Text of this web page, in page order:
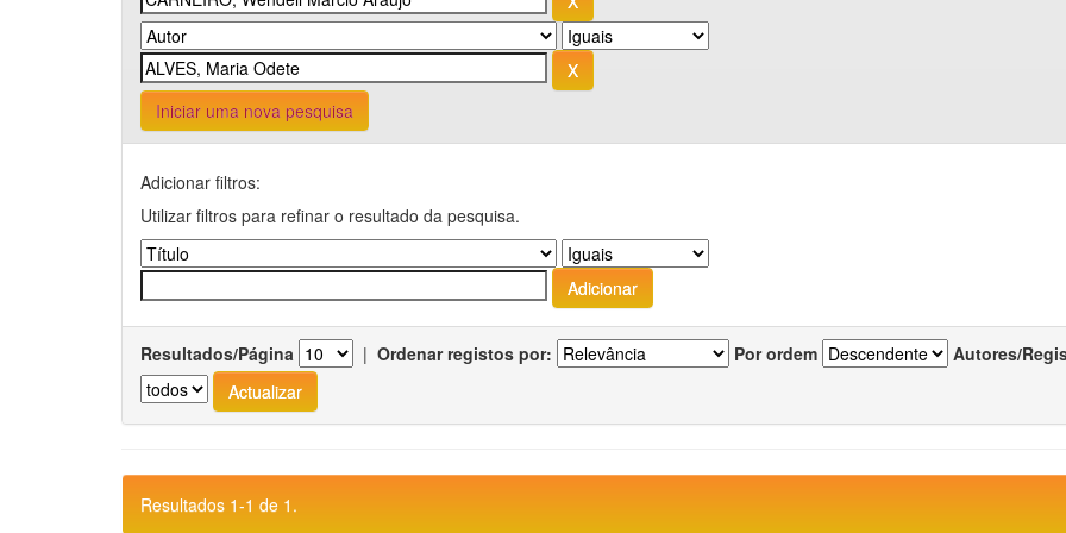
Iniciar uma nova pesquisa
Adicionar filtros:
Utilizar filtros para refinar o resultado da pesquisa.
Resultados/Página | Ordenar registos por: Por ordem Autores/
Resultados 1-1 de 1.